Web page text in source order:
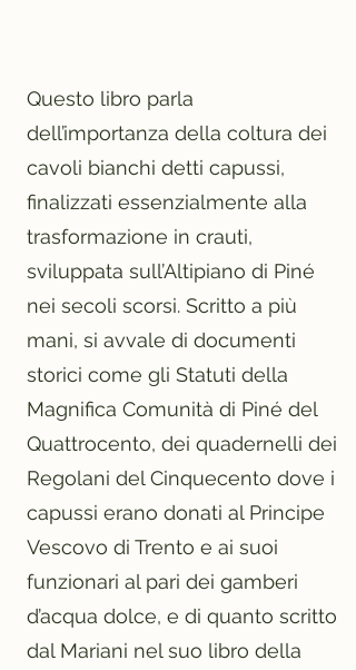
Questo libro parla
dell’importanza della coltura dei
cavoli bianchi detti capussi,
finalizzati essenzialmente alla
trasformazione in crauti,
sviluppata sull’Altipiano di Piné
nei secoli scorsi. Scritto a più
mani, si avvale di documenti
storici come gli Statuti della
Magnifica Comunità di Piné del
Quattrocento, dei quadernelli dei
Regolani del Cinquecento dove i
capussi erano donati al Principe
Vescovo di Trento e ai suoi
funzionari al pari dei gamberi
d’acqua dolce, e di quanto scritto
dal Mariani nel suo libro della